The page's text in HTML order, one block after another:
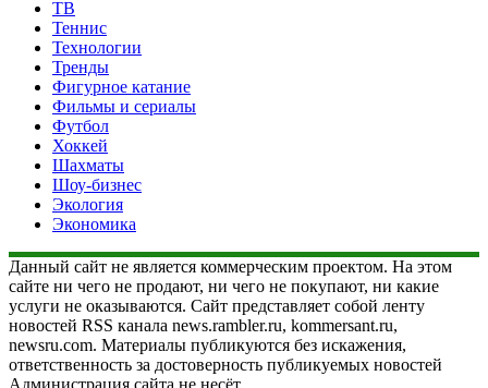
ТВ
Теннис
Технологии
Тренды
Фигурное катание
Фильмы и сериалы
Футбол
Хоккей
Шахматы
Шоу-бизнес
Экология
Экономика
Данный сайт не является коммерческим проектом. На этом
сайте ни чего не продают, ни чего не покупают, ни какие
услуги не оказываются. Сайт представляет собой ленту
новостей RSS канала news.rambler.ru, kommersant.ru,
newsru.com. Материалы публикуются без искажения,
ответственность за достоверность публикуемых новостей